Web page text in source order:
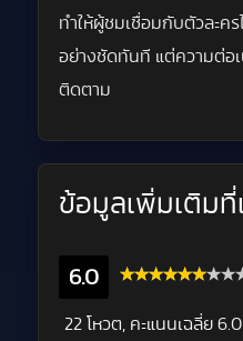
ทำให้ผู้ชมเชื่อมกับตัวละคร
อย่างชัดทันที แต่ความต่อ
ติดตาม
ข้อมูลเพิ่มเติมที่
6.0
‎22 โหวต, คะแนนเฉลี่ย 6.0